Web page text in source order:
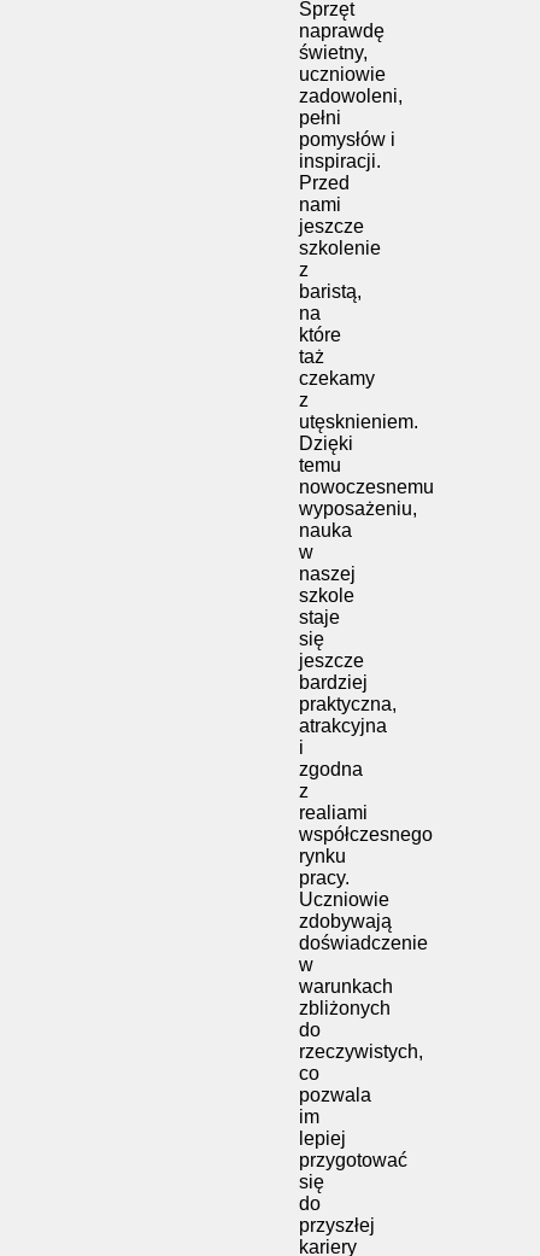
Sprzęt
naprawdę
świetny,
uczniowie
zadowoleni,
pełni
pomysłów i
inspiracji.
Przed
nami
jeszcze
szkolenie
z
baristą,
na
które
taż
czekamy
z
utęsknieniem.
Dzięki
temu
nowoczesnemu
wyposażeniu,
nauka
w
naszej
szkole
staje
się
jeszcze
bardziej
praktyczna,
atrakcyjna
i
zgodna
z
realiami
współczesnego
rynku
pracy.
Uczniowie
zdobywają
doświadczenie
w
warunkach
zbliżonych
do
rzeczywistych,
co
pozwala
im
lepiej
przygotować
się
do
przyszłej
kariery